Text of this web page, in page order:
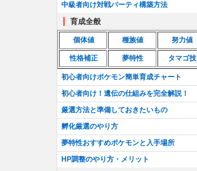
中級者向け対戦パーティ構築方法
育成全般
個体値 種族値 努力値
性格補正 夢特性 タマゴ技
初心者向けポケモン簡単育成チャート
初心者向け！遺伝の仕組みを完全解説！
厳選方法と準備しておきたいもの
孵化厳選のやり方
夢特性おすすめポケモンと入手場所
HP調整のやり方・メリット